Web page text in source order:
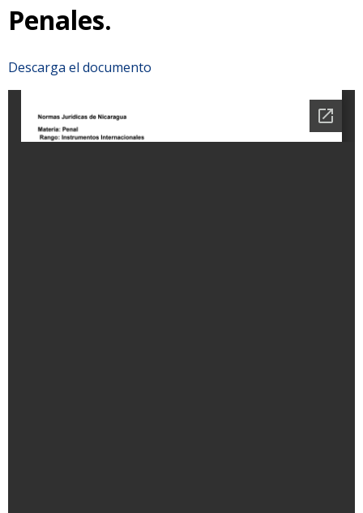
Penales.
Descarga el documento